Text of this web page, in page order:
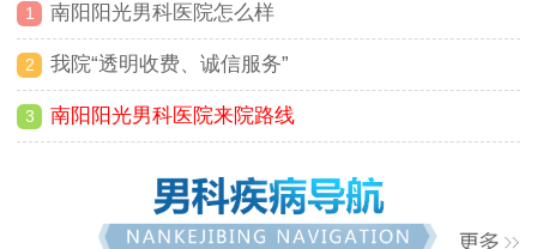
1 南阳阳光男科医院怎么样
2 我院“透明收费、诚信服务”
3 南阳阳光男科医院来院路线